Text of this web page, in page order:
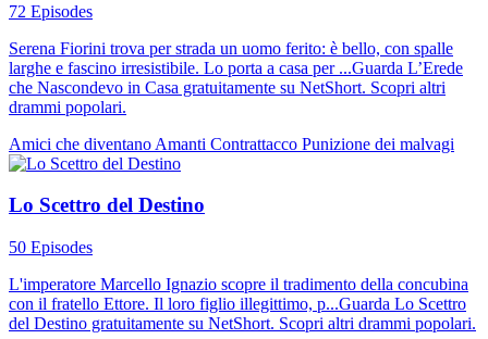
72 Episodes
Serena Fiorini trova per strada un uomo ferito: è bello, con spalle
larghe e fascino irresistibile. Lo porta a casa per ...Guarda L’Erede
che Nascondevo in Casa gratuitamente su NetShort. Scopri altri
drammi popolari.
Amici che diventano Amanti Contrattacco Punizione dei malvagi
Lo Scettro del Destino
50 Episodes
L'imperatore Marcello Ignazio scopre il tradimento della concubina
con il fratello Ettore. Il loro figlio illegittimo, p...Guarda Lo Scettro
del Destino gratuitamente su NetShort. Scopri altri drammi popolari.